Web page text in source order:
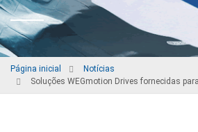
Página inicial
Notícias
Soluções WEGmotion Drives fornecidas